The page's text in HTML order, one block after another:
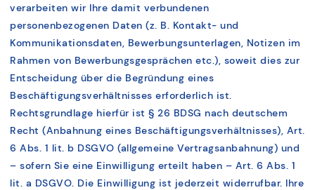
verarbeiten wir Ihre damit verbundenen
personenbezogenen Daten (z. B. Kontakt- und
Kommunikationsdaten, Bewerbungsunterlagen, Notizen im
Rahmen von Bewerbungsgesprächen etc.), soweit dies zur
Entscheidung über die Begründung eines
Beschäftigungsverhältnisses erforderlich ist.
Rechtsgrundlage hierfür ist § 26 BDSG nach deutschem
Recht (Anbahnung eines Beschäftigungsverhältnisses), Art.
6 Abs. 1 lit. b DSGVO (allgemeine Vertragsanbahnung) und
– sofern Sie eine Einwilligung erteilt haben – Art. 6 Abs. 1
lit. a DSGVO. Die Einwilligung ist jederzeit widerrufbar. Ihre